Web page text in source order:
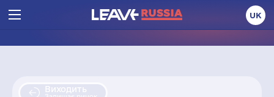
UK
Виходить